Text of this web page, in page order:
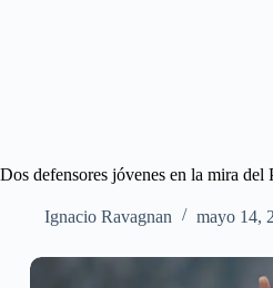
Dos defensores jóvenes en la mira del
Ignacio Ravagnan mayo 14,